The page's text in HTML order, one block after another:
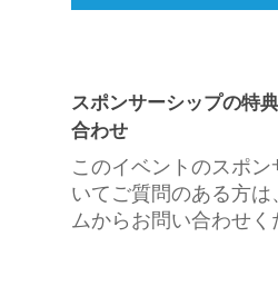
スポンサーシップの特
合わせ
このイベントのスポ
いてご質問のある方
ムからお問い合わせく